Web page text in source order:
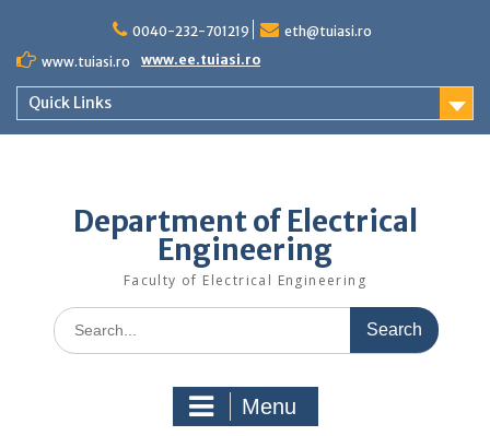
content
0040-232-701219
eth@tuiasi.ro
www.tuiasi.ro
www.ee.tuiasi.ro
Quick Links
Department of Electrical
Engineering
Faculty of Electrical Engineering
Search
for:
Menu